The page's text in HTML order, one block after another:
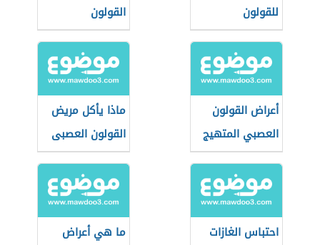
للقولون
القولون
أعراض القولون
العصبي المتهيج
ماذا يأكل مريض
القولون العصبى
احتباس الغازات
ما هي أعراض